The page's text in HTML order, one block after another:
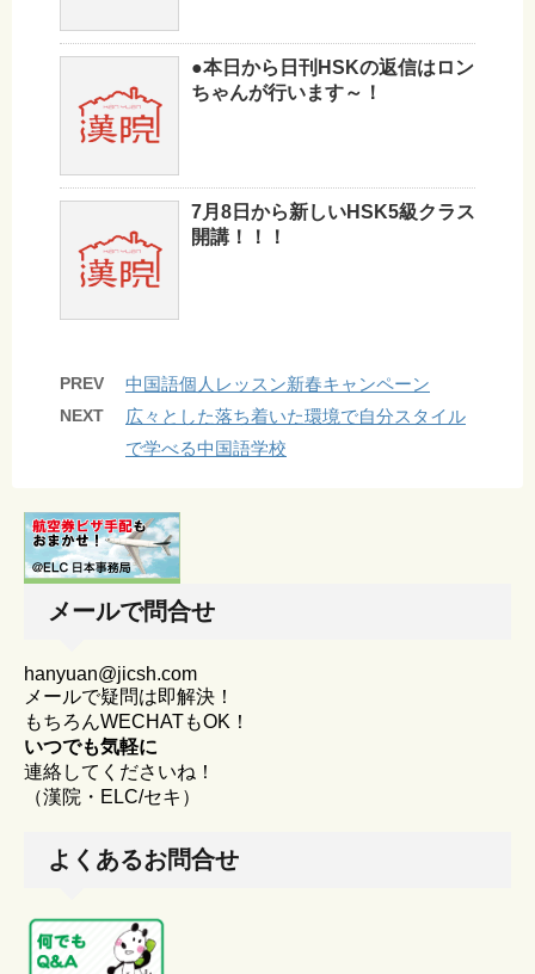
●本日から日刊HSKの返信はロン
ちゃんが行います～！
7月8日から新しいHSK5級クラス
開講！！！
PREV 中国語個人レッスン新春キャンペーン
NEXT
広々とした落ち着いた環境で自分スタイル
で学べる中国語学校
メールで問合せ
hanyuan@jicsh.com
メールで疑問は即解決！
もちろんWECHATもOK！
いつでも気軽に
連絡してくださいね！
（漢院・ELC/セキ）
よくあるお問合せ